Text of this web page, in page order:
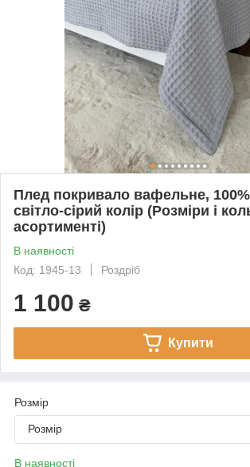
Плед покривало вафельне,
світло-сірий колір (Розміри і
асортименті)
В наявності
Код: 1945-13
Роздріб
1 100 ₴
Купити
Розмір
Розмір
В наявності